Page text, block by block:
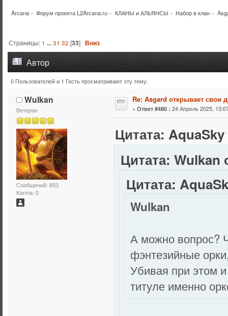
Arcana» Форум проекта L2Arcana.ru » КЛАНЫ и АЛЬЯНСЫ » Набор в клан »
Страницы: 1 ...31 32 [33]Вниз
Автор
Тема: Asgard открывает свои двери. (Прочитано 563388
0 Пользователей и 1 Гость просматривают эту тему.
Wulkan
Ветеран
Сообщений: 853
Karma: 0
Re: Asgard открывает свои
« Ответ #480 : 24 Апрель 2025,
Цитата:
Цитата: Wulkan
Цитата:
Wulkan
А можно вопрос?
фэнтезийные
Убивая при этом
титуле именно